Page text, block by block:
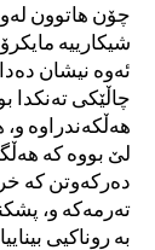
چۆن هاتوون
شیکارییە
ئەوە نیشان
چاڵێکی
هەڵکەندراوە
لێ بووە کە
دەرکەوتن کە
تەرمەکە و،